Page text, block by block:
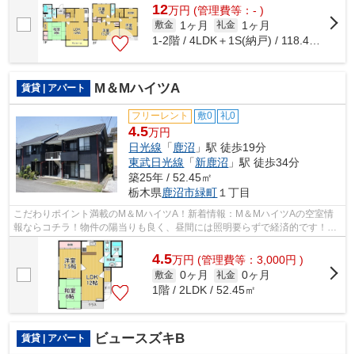
12万円 (管理費等：- )
敷金 1ヶ月 礼金
1ヶ月
賃貸 | アパート M＆MハイツA
フリーレント 敷0 礼0
4.5万円
日光線 「 鹿沼 」駅 徒歩19分
東武日光線 「新鹿沼 」駅 徒歩34分
築25年 / 52.45㎡
栃木県鹿沼市緑町 １丁目
こだわりポイント満載のM＆MハイツA！新着情報：M＆MハイツAの空室情
報ならコチラ！物件の陽当りも良く、昼間には照明要らずで経済的です！こ
ちらの物件はアパートです！エスケーホー...
4.5万円 (管理費等：3,000円 )
敷金 0ヶ月 礼金 0ヶ月
1階 / 2LDK / 52.45㎡
賃貸 | アパート ビュースズキB